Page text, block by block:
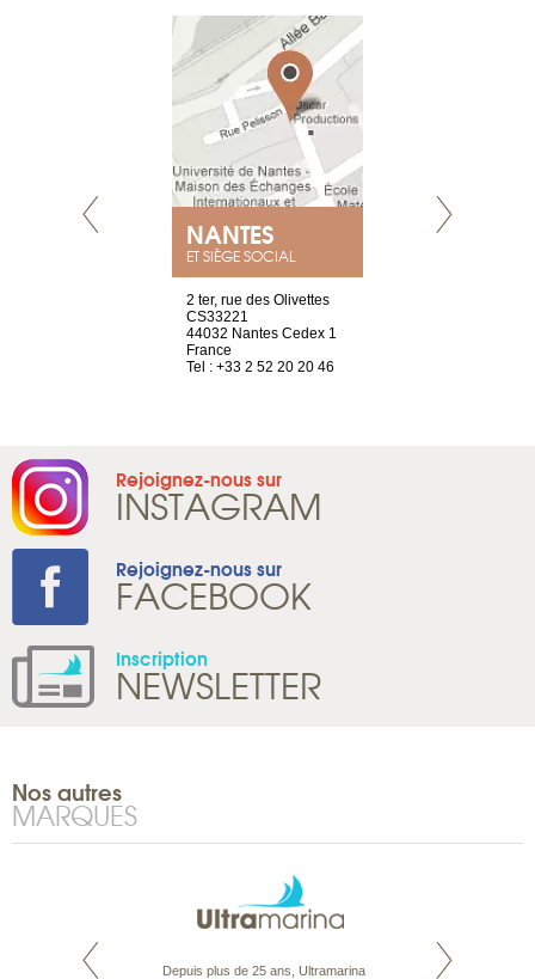
NANTES
ET SIÈGE SOCIAL
2 ter, rue des Olivettes
CS33221
44032 Nantes Cedex 1
France
Tel : +33 2 52 20 20 46
Rejoignez-nous sur
INSTAGRAM
Rejoignez-nous sur
FACEBOOK
Inscription
NEWSLETTER
Nos autres
MARQUES
propose tous
Depuis plus de 25 ans, Ultramarina
Parce que nous